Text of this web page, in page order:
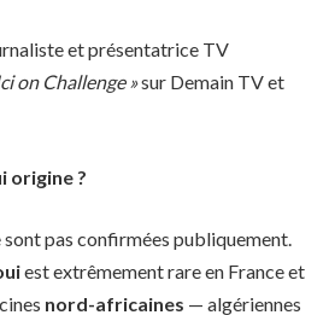
et présentatrice TV
on Challenge »sur Demain TV et
origine ?
sont pas confirmées publiquement.
est extrêmement rare en France et
nord-africaines — algériennes